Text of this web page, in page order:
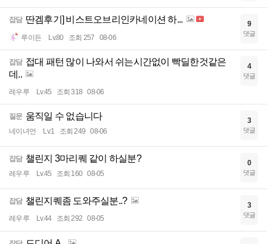
잡담 딴겜후기] 비스트오브리인카네이션 하...
루이든 Lv.80 조회 257 08-06
9
댓글
잡담 접대 패턴 많이 나와서 쉬는시간없이 빡딜한것같은
데..
레우루 Lv.45 조회 318 08-06
4
댓글
질문 움직일 수 없습니다
네이녀언 Lv.1 조회 249 08-06
3
댓글
잡담 챌린지 3마리퀘 같이 하실분?
레우루 Lv.45 조회 160 08-05
0
댓글
잡담 챌린지퀘좀 도와주실분..?
레우루 Lv.44 조회 292 08-05
3
댓글